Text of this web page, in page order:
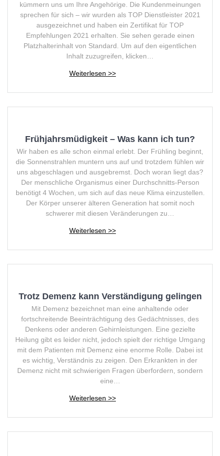
kümmern uns um Ihre Angehörige. Die Kundenmeinungen
sprechen für sich – wir wurden als TOP Dienstleister 2021
ausgezeichnet und haben ein Zertifikat für TOP
Empfehlungen 2021 erhalten. Sie sehen gerade einen
Platzhalterinhalt von Standard. Um auf den eigentlichen
Inhalt zuzugreifen, klicken…
Frühjahrsmüdigkeit – Was kann ich tun?
Wir haben es alle schon einmal erlebt. Der Frühling beginnt,
die Sonnenstrahlen muntern uns auf und trotzdem fühlen wir
uns abgeschlagen und ausgebremst. Doch woran liegt das?
Der menschliche Organismus einer Durchschnitts-Person
benötigt 4 Wochen, um sich auf das neue Klima einzustellen.
Der Körper unserer älteren Generation hat somit noch
schwerer mit diesen Veränderungen zu…
Trotz Demenz kann Verständigung gelingen
Mit Demenz bezeichnet man eine anhaltende oder
fortschreitende Beeinträchtigung des Gedächtnisses, des
Denkens oder anderen Gehirnleistungen. Eine gezielte
Heilung gibt es leider nicht, jedoch spielt der richtige Umgang
mit dem Patienten mit Demenz eine enorme Rolle. Dabei ist
es wichtig, Verständnis zu zeigen. Den Erkrankten in der
Demenz nicht mit schwierigen Fragen überfordern, sondern
eine…